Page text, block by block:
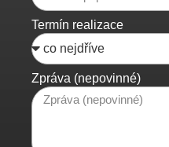
Termín realizace
Zpráva (nepovinné)